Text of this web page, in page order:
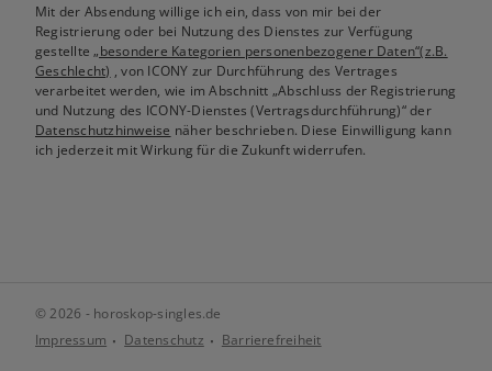
Mit der Absendung willige ich ein, dass von mir bei der
Registrierung oder bei Nutzung des Dienstes zur Verfügung
gestellte„besondere Kategorien personenbezogener Daten“(z.B.
Geschlecht) , von ICONY zur Durchführung des Vertrages
verarbeitet werden, wie im Abschnitt „Abschluss der Registrierung
und Nutzung des ICONY-Dienstes (Vertragsdurchführung)“ der
Datenschutzhinweise näher beschrieben. Diese Einwilligung kann
ich jederzeit mit Wirkung für die Zukunft widerrufen.
© 2026 - horoskop-singles.de
Impressum
Datenschutz Barrierefreiheit